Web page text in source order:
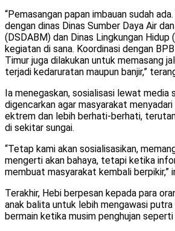
“Pemasangan papan imbauan sudah
dengan dinas Dinas Sumber Daya Air
(DSDABM) dan Dinas Lingkungan Hidup
kegiatan di sana. Koordinasi dengan
Timur juga dilakukan untuk memasang
terjadi kedaruratan maupun banjir,”
Ia menegaskan, sosialisasi lewat media
digencarkan agar masyarakat
ektrem dan lebih berhati-berhati,
di sekitar sungai.
“Tetap kami akan sosialisasikan,
mengerti akan bahaya, tetapi ketika
membuat masyarakat kembali berpikir,”
Terakhir, Hebi berpesan kepada para
anak balita untuk lebih mengawasi
bermain ketika musim penghujan seperti